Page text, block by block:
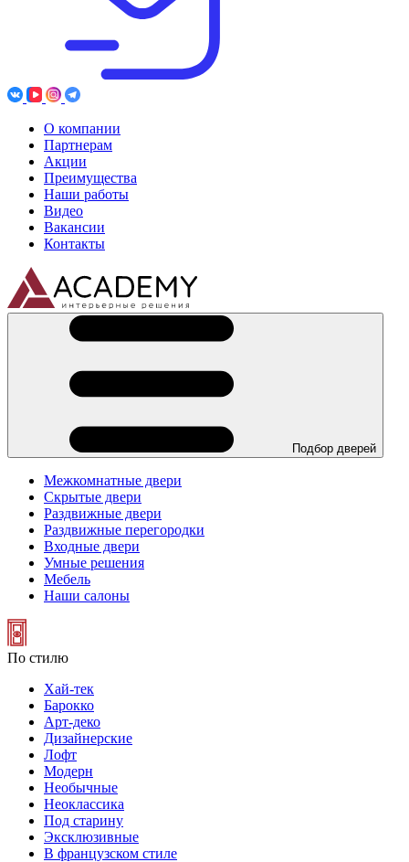
О компании
Партнерам
Акции
Преимущества
Наши работы
Видео
Вакансии
Контакты
Подбор дверей
Межкомнатные двери
Скрытые двери
Раздвижные двери
Раздвижные перегородки
Входные двери
Умные решения
Мебель
Наши салоны
По стилю
Хай-тек
Барокко
Арт-деко
Дизайнерские
Лофт
Модерн
Необычные
Неоклассика
Под старину
Эксклюзивные
В французском стиле